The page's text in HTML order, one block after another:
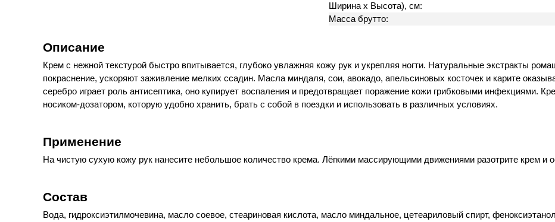
Ширина х Высота), см:
Масса брутто:
Описание
Крем с нежной текстурой быстро впитывается, глубоко увлажняя кожу рук и укрепляя ногти. Натуральные экстракты
покраснение, ускоряют заживление мелких ссадин. Масла миндаля, сои, авокадо, апельсиновых косточек и карите
серебро играет роль антисептика, оно купирует воспаления и предотвращает поражение кожи грибковыми инфекциями.
носиком-дозатором, которую удобно хранить, брать с собой в поездки и использовать в различных условиях.
Применение
На чистую сухую кожу рук нанесите небольшое количество крема. Лёгкими массирующими движениями разотрите крем и
Состав
Вода, гидроксиэтилмочевина, масло соевое, стеариновая кислота, масло миндальное, цетеариловый спирт,